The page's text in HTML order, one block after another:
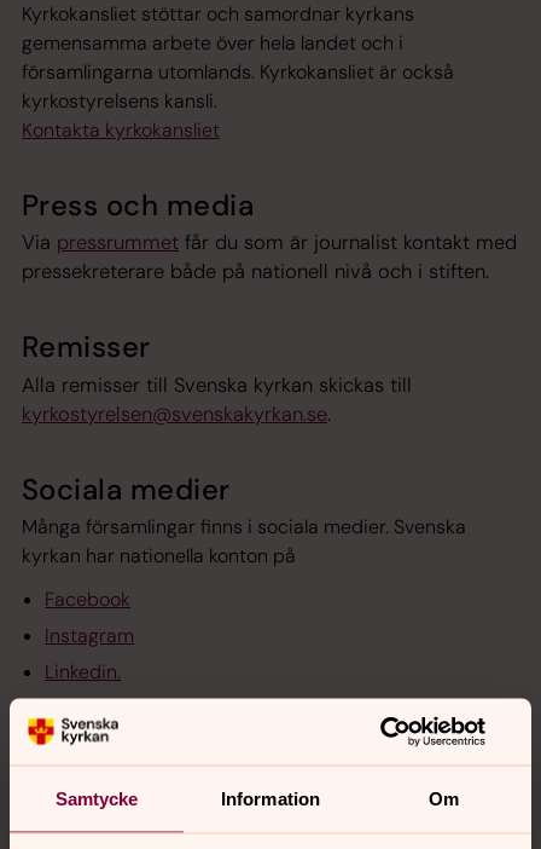
Samtycke Information Om
Kyrkokansliet stöttar och samordnar kyrkans
gemensamma arbete över hela landet och i
församlingarna utomlands. Kyrkokansliet är också
kyrkostyrelsens kansli.
Kontakta kyrkokansliet
Press och media
Via pressrummet får du som är journalist kontakt med
pressekreterare både på nationell nivå och i stiften.
Remisser
Alla remisser till Svenska kyrkan skickas till
kyrkostyrelsen@svenskakyrkan.se.
Sociala medier
Många församlingar finns i sociala medier. Svenska
kyrkan har nationella konton på
Facebook
Instagram
Linkedin.
Stiften
varsin biskop.
Stiftens webbplatser